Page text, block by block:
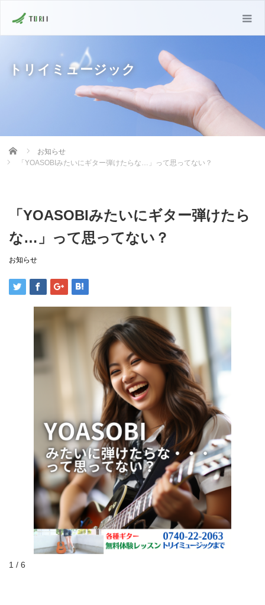
トリイミュージック
Home
お知らせ
「YOASOBIみたいにギター弾けたらな…」って思ってない？
「YOASOBIみたいにギター弾けたら
な…」って思ってない？
お知らせ
1 / 6